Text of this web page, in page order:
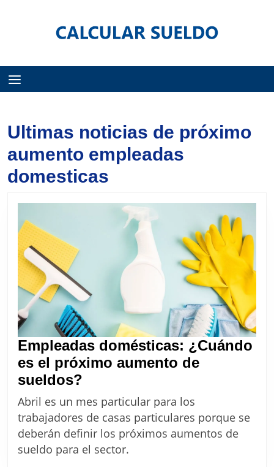
Ultimas noticias de próximo
aumento empleadas
domesticas
Empleadas domésticas: ¿Cuándo
es el próximo aumento de
sueldos?
domésticas:
¿Cuándo
es
el
Abril es un mes particular para los
trabajadores de casas particulares porque se
deberán definir los próximos aumentos de
sueldo para el sector.